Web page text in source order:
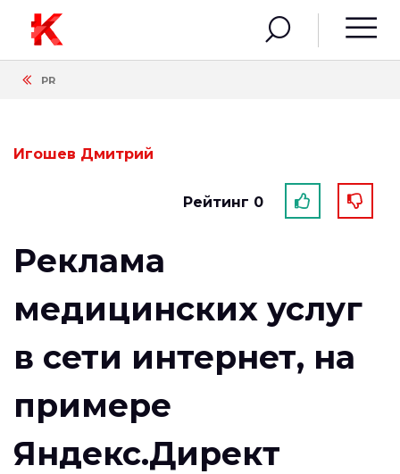
PR
Игошев Дмитрий
Рейтинг 0
Реклама
медицинских услуг
в сети интернет, на
примере
Яндекс.Директ